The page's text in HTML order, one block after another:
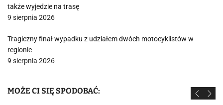
także wyjedzie na trasę
9 sierpnia 2026
Tragiczny finał wypadku z udziałem dwóch motocyklistów w
regionie
9 sierpnia 2026
MOŻE CI SIĘ SPODOBAĆ: